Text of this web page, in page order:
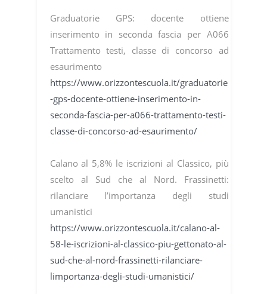
Graduatorie GPS: docente ottiene
inserimento in seconda fascia per A066
Trattamento testi, classe di concorso ad
esaurimento
https://www.orizzontescuola.it/graduatorie
-gps-docente-ottiene-inserimento-in-
seconda-fascia-per-a066-trattamento-testi-
classe-di-concorso-ad-esaurimento/
Calano al 5,8% le iscrizioni al Classico, più
scelto al Sud che al Nord. Frassinetti:
rilanciare l’importanza degli studi
umanistici
https://www.orizzontescuola.it/calano-al-
58-le-iscrizioni-al-classico-piu-gettonato-al-
sud-che-al-nord-frassinetti-rilanciare-
limportanza-degli-studi-umanistici/